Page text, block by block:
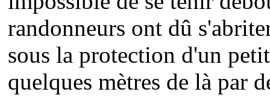
randonneurs ont dû
sous la protection d'un
quelques mètres de là par